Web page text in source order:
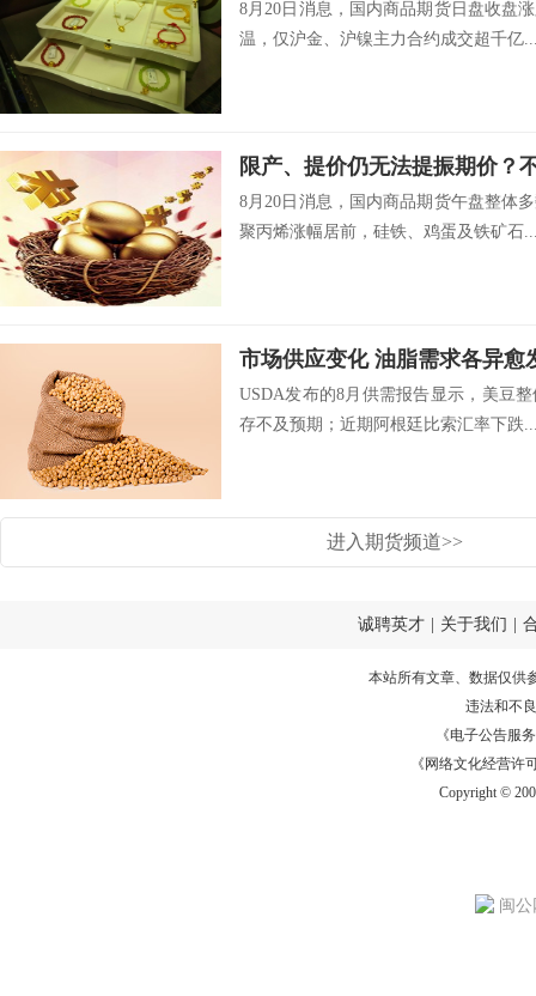
8月20日消息，国内商品期货日盘收盘
温，仅沪金、沪镍主力合约成交超千亿
限产、提价仍无法提振期价？
8月20日消息，国内商品期货午盘整体
聚丙烯涨幅居前，硅铁、鸡蛋及铁矿石
市场供应变化 油脂需求各异愈
USDA发布的8月供需报告显示，美豆
存不及预期；近期阿根廷比索汇率下跌
进入期货频道>>
诚聘英才 关于我们
本站所有文章、数据仅供
违法和不
《电子公告服务
《网络文化经营许
Copyright ©
闽公